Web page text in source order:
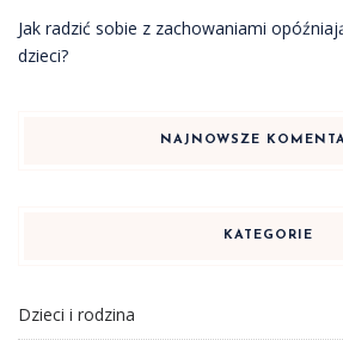
Jak radzić sobie z zachowaniami
dzieci?
NAJNOWSZE
KATEGORIE
Dzieci i rodzina